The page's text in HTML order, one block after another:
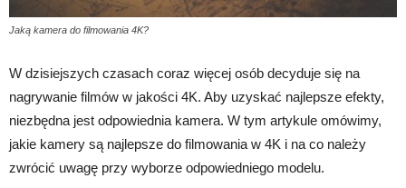
Jaką kamera do filmowania 4K?
W dzisiejszych czasach coraz więcej osób decyduje się na
nagrywanie filmów w jakości 4K. Aby uzyskać najlepsze efekty,
niezbędna jest odpowiednia kamera. W tym artykule omówimy,
jakie kamery są najlepsze do filmowania w 4K i na co należy
zwrócić uwagę przy wyborze odpowiedniego modelu.